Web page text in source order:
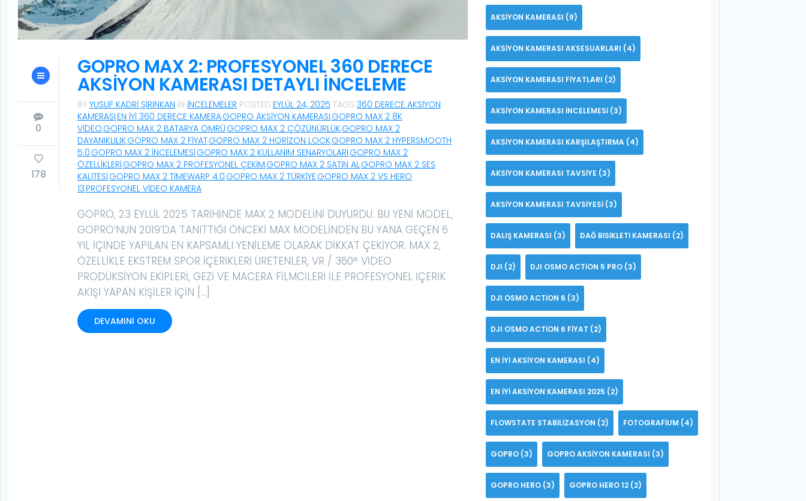
0
178
GOPRO MAX 2: PROFESYONEL 360 DERECE
AKSIYON KAMERASI DETAYLI İNCELEME
BY YUSUF KADRI ŞIRINKAN IN İNCELEMELER POSTED EYLÜL 24, 2025 TAGS 360 DERECE AKSIYON
KAMERASI,EN IYI 360 DERECE KAMERA,GOPRO AKSIYON KAMERASI,GOPRO MAX 2 8K
VIDEO,GOPRO MAX 2 BATARYA ÖMRÜ,GOPRO MAX 2 ÇÖZÜNÜRLÜK,GOPRO MAX 2
DAYANIKLILIK,GOPRO MAX 2 FIYAT,GOPRO MAX 2 HORIZON LOCK,GOPRO MAX 2 HYPERSMOOTH
5.0,GOPRO MAX 2 INCELEMESI,GOPRO MAX 2 KULLANIM SENARYOLARI,GOPRO MAX 2
ÖZELLIKLERI,GOPRO MAX 2 PROFESYONEL ÇEKIM,GOPRO MAX 2 SATIN AL,GOPRO MAX 2 SES
KALITESI,GOPRO MAX 2 TIMEWARP 4.0,GOPRO MAX 2 TÜRKIYE,GOPRO MAX 2 VS HERO
13,PROFESYONEL VIDEO KAMERA
GOPRO, 23 EYLÜL 2025 TARIHINDE MAX 2 MODELINI DUYURDU. BU YENI MODEL,
GOPRO’NUN 2019’DA TANITTIĞI ÖNCEKI MAX MODELINDEN BU YANA GEÇEN 6
YIL IÇINDE YAPILAN EN KAPSAMLI YENILEME OLARAK DIKKAT ÇEKIYOR. MAX 2,
ÖZELLIKLE EKSTREM SPOR IÇERIKLERI ÜRETENLER, VR / 360° VIDEO
PRODÜKSIYON EKIPLERI, GEZI VE MACERA FILMCILERI ILE PROFESYONEL IÇERIK
AKIŞI YAPAN KIŞILER IÇIN […]
DEVAMINI OKU
AKSIYON KAMERASI (9)
AKSIYON KAMERASI AKSESUARLARI (4)
AKSIYON KAMERASI FIYATLARI (2)
AKSIYON KAMERASI INCELEMESI (3)
AKSIYON KAMERASI KARŞILAŞTIRMA (4)
AKSIYON KAMERASI TAVSIYE (3)
AKSIYON KAMERASI TAVSIYESI (3)
DALIŞ KAMERASI (3) DAĞ BISIKLETI KAMERASI (2)
DJI (2) DJI OSMO ACTION 5 PRO (3)
DJI OSMO ACTION 6 (3)
DJI OSMO ACTION 6 FIYAT (2)
EN IYI AKSIYON KAMERASI (4)
EN IYI AKSIYON KAMERASI 2025 (2)
FLOWSTATE STABILIZASYON (2) FOTOGRAFIUM (4)
GOPRO (3) GOPRO AKSIYON KAMERASI (3)
GOPRO HERO (3) GOPRO HERO 12 (2)